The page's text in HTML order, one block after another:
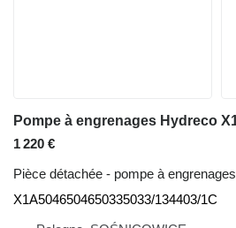
1 220 €
Pièce détachée - pompe à engrenages
X1A5046504650335033/134403/1C